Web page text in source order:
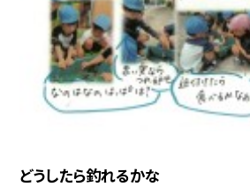
どうしたら釣れるかな